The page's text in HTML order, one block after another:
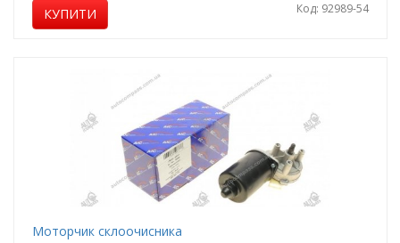
КУПИТИ Код: 92989-54
Моторчик склоочисника